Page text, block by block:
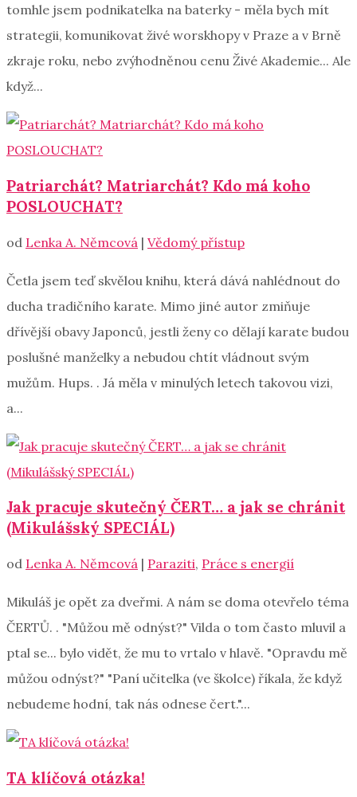
tomhle jsem podnikatelka na baterky - měla bych mít
strategii, komunikovat živé worskhopy v Praze a v Brně
zkraje roku, nebo zvýhodněnou cenu Živé Akademie... Ale
když...
Patriarchát? Matriarchát? Kdo má koho
POSLOUCHAT?
od Lenka A. Němcová | Vědomý přístup
Četla jsem teď skvělou knihu, která dává nahlédnout do
ducha tradičního karate. Mimo jiné autor zmiňuje
dřívější obavy Japonců, jestli ženy co dělají karate budou
poslušné manželky a nebudou chtít vládnout svým
mužům. Hups. . Já měla v minulých letech takovou vizi,
a...
Jak pracuje skutečný ČERT… a jak se chránit
(Mikulášský SPECIÁL)
od Lenka A. Němcová | Paraziti, Práce s energií
Mikuláš je opět za dveřmi. A nám se doma otevřelo téma
ČERTŮ. . "Můžou mě odnýst?" Vilda o tom často mluvil a
ptal se... bylo vidět, že mu to vrtalo v hlavě. "Opravdu mě
můžou odnýst?" "Paní učitelka (ve školce) říkala, že když
nebudeme hodní, tak nás odnese čert."...
TA klíčová otázka!